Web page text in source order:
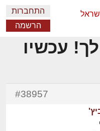
התחברות
הרשמה
עכשיו
#38957